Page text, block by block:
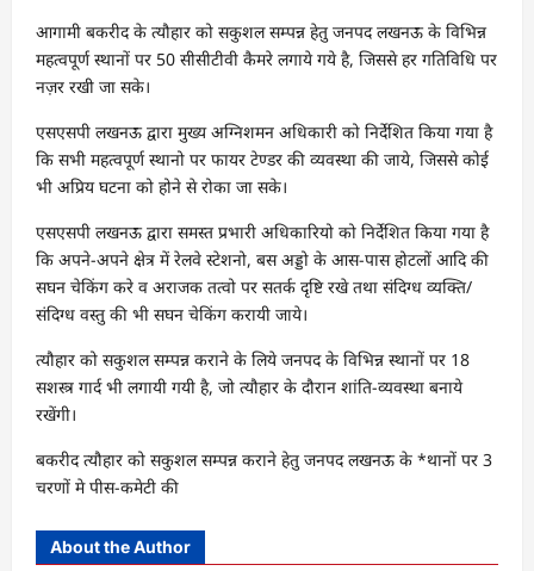
आगामी बकरीद के त्यौहार को सकुशल सम्पन्न हेतु जनपद लखनऊ के विभिन्न
महत्वपूर्ण स्थानों पर 50 सीसीटीवी कैमरे लगाये गये है, जिससे हर गतिविधि पर
नज़र रखी जा सके।
एसएसपी लखनऊ द्वारा मुख्य अग्निशमन अधिकारी को निर्देशित किया गया है
कि सभी महत्वपूर्ण स्थानो पर फायर टेण्डर की व्यवस्था की जाये, जिससे कोई
भी अप्रिय घटना को होने से रोका जा सके।
एसएसपी लखनऊ द्वारा समस्त प्रभारी अधिकारियो को निर्देशित किया गया है
कि अपने-अपने क्षेत्र में रेलवे स्टेशनो, बस अड्डो के आस-पास होटलों आदि की
सघन चेकिंग करे व अराजक तत्वो पर सतर्क दृष्टि रखे तथा संदिग्ध व्यक्ति/
संदिग्ध वस्तु की भी सघन चेकिंग करायी जाये।
त्यौहार को सकुशल सम्पन्न कराने के लिये जनपद के विभिन्न स्थानों पर 18
सशस्त्र गार्द भी लगायी गयी है, जो त्यौहार के दौरान शांति-व्यवस्था बनाये
रखेंगी।
बकरीद त्यौहार को सकुशल सम्पन्न कराने हेतु जनपद लखनऊ के *थानों पर 3
चरणों मे पीस-कमेटी की
About the Author